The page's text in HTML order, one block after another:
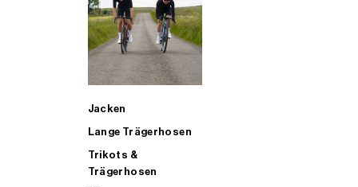
Jacken
Lange Trägerhosen
Trikots &
Trägerhosen
ALLE TRIATHLONARTIKEL FÜR MÄNNER KAUFEN